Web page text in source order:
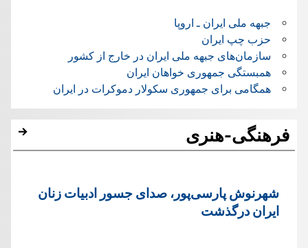
جبهه ملی ایران ـ اروپا
حزب چپ ایران
سازمان‌های جبهه ملی ایران در خارج از کشور
همبستگی جمهوری خواهان ایران
همگامی برای جمهوری سکولار دموکرات در ایران
فرهنگی-هنری
شهرنوش پارسی‌پور، صدای جسور ادبیات زنان
ایران درگذشت